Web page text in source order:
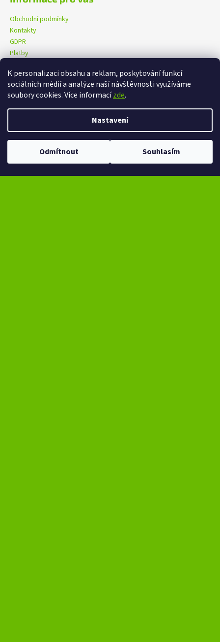
K personalizaci obsahu a reklam, poskytování funkcí
sociálních médií a analýze naší návštěvnosti využíváme
soubory cookies. Více informacízde.
Nastavení
Odmítnout Souhlasím
Ve dnech 13-14.8 omezení provozu V případě návštěvy se dotazujte na
Obchodní podmínky
Kontakty
GDPR
Platby
eXtrem-audio na facebooku eXtrem-audio na Instagramu
Copyright 2026eXtrem-audio.cz. Všechna práva vyhrazena.
Upravit nastavení cookies